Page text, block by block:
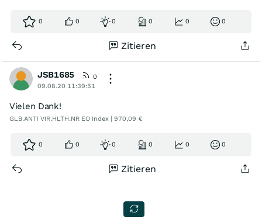
0 0 0 0 0 0
Zitieren
JSB1685
0
09.08.20 11:39:51
Vielen Dank!
GLB.ANTI VIR.HLTH.NR EO Index | 970,09 €
0 0 0 0 0 0
Zitieren